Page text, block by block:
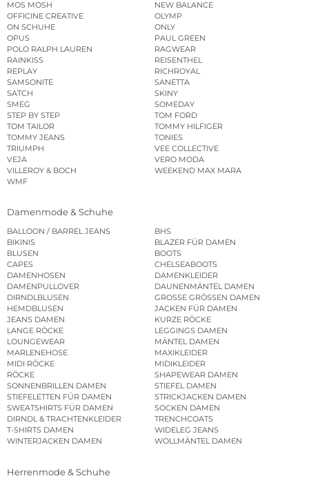
MOS MOSH
NEW BALANCE
OFFICINE CREATIVE
OLYMP
ON SCHUHE
ONLY
OPUS
PAUL GREEN
POLO RALPH LAUREN
RAGWEAR
RAINKISS
REISENTHEL
REPLAY
RICHROYAL
SAMSONITE
SANETTA
SATCH
SKINY
SMEG
SOMEDAY
STEP BY STEP
TOM FORD
TOM TAILOR
TOMMY HILFIGER
TOMMY JEANS
TONIES
TRIUMPH
VEE COLLECTIVE
VEJA
VERO MODA
VILLEROY & BOCH
WEEKEND MAX MARA
WMF
Damenmode & Schuhe
BALLOON / BARREL JEANS
BHS
BIKINIS
BLAZER FÜR DAMEN
BLUSEN
BOOTS
CAPES
CHELSEABOOTS
DAMENHOSEN
DAMENKLEIDER
DAMENPULLOVER
DAUNENMÄNTEL DAMEN
DIRNDLBLUSEN
GROSSE GRÖSSEN DAMEN
HEMDBLUSEN
JACKEN FÜR DAMEN
JEANS DAMEN
KURZE RÖCKE
LANGE RÖCKE
LEGGINGS DAMEN
LOUNGEWEAR
MÄNTEL DAMEN
MARLENEHOSE
MAXIKLEIDER
MIDI RÖCKE
MIDIKLEIDER
RÖCKE
SHAPEWEAR DAMEN
SONNENBRILLEN DAMEN
STIEFEL DAMEN
STIEFELETTEN FÜR DAMEN
STRICKJACKEN DAMEN
SWEATSHIRTS FÜR DAMEN
SOCKEN DAMEN
DIRNDL & TRACHTENKLEIDER
TRENCHCOATS
T-SHIRTS DAMEN
WIDELEG JEANS
WINTERJACKEN DAMEN
WOLLMÄNTEL DAMEN
Herrenmode & Schuhe